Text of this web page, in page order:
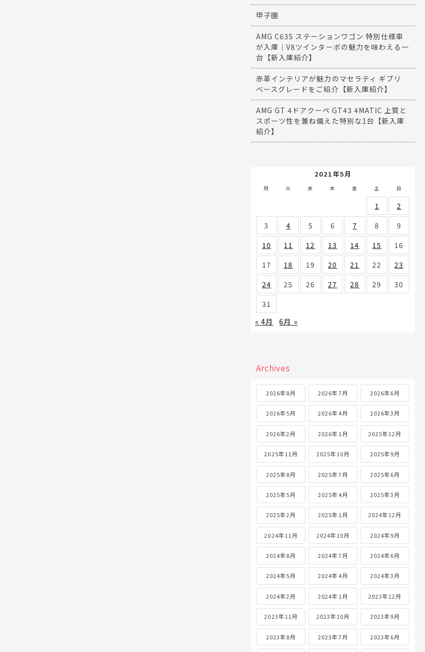
甲子園
AMG C63S ステーションワゴン 特別仕様車
が入庫｜V8ツインターボの魅力を味わえる一
台【新入庫紹介】
赤革インテリアが魅力のマセラティ ギブリ
ベースグレードをご紹介【新入庫紹介】
AMG GT 4ドアクーペ GT43 4MATIC 上質と
スポーツ性を兼ね備えた特別な1台【新入庫
紹介】
2021年5月
月 火 水 木 金 土 日
1
2
3
4 5 6 7 8
9
10
11 12 13 14 15
16
17
18 19 20 21 22
23
24
25 26 27 28 29
30
31
« 4月
6月 »
Archives
2026年8月 2026年7月 2026年6月
2026年5月 2026年4月 2026年3月
2026年2月 2026年1月 2025年12月
2025年11月 2025年10月 2025年9月
2025年8月 2025年7月 2025年6月
2025年5月 2025年4月 2025年3月
2025年2月 2025年1月 2024年12月
2024年11月 2024年10月 2024年9月
2024年8月 2024年7月 2024年6月
2024年5月 2024年4月 2024年3月
2024年2月 2024年1月 2023年12月
2023年11月 2023年10月 2023年9月
2023年8月 2023年7月 2023年6月